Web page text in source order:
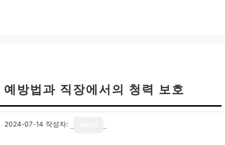
방법과 직장에서의 청력 보호
2024-07-14 작성자: